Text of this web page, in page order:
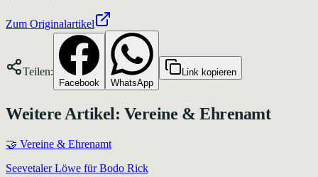
Zum Originalartikel
Teilen:
Facebook WhatsApp
Link kopieren
Weitere Artikel: Vereine & Ehrenamt
🤝 Vereine & Ehrenamt
Seevetaler Löwe für Bodo Rick